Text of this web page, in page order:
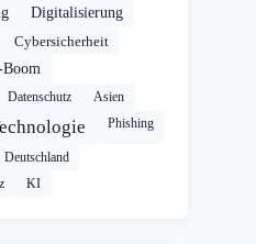
Digitalisierung
Cybersicherheit
Datenschutz Asien
Phishing
Deutschland
KI